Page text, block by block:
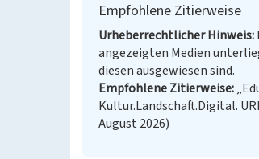
Empfohlene Zitierweise
Urheberrechtlicher Hinweis
angezeigten Medien
diesen ausgewiesen sind.
Empfohlene Zitierweise
Kultur.Landschaft.Digital.
August 2026)